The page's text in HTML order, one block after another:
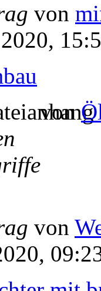
von
von
von